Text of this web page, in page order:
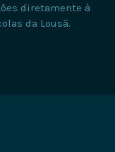
diretamente à
da Lousã.